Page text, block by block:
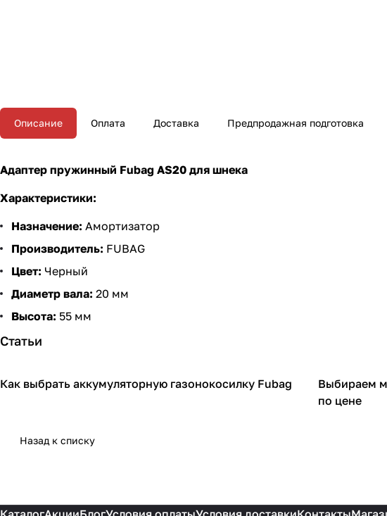
Описание Оплата Доставка Предпродажная подготовка
Адаптер пружинный Fubag AS20 для шнека
Характеристики:
Назначение: Амортизатор
Производитель: FUBAG
Цвет: Черный
Диаметр вала: 20 мм
Высота: 55 мм
Статьи
Садовая техника
Как выбрать аккумуляторную газонокосилку Fubag Садовая
Выбираем
по цене
Назад к списку